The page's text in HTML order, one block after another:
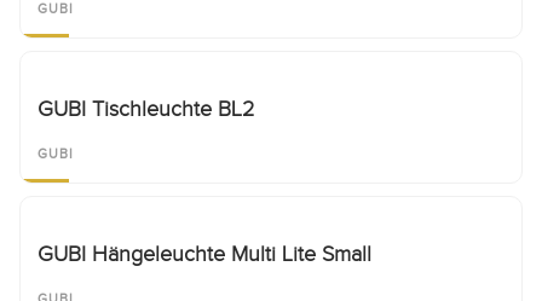
GUBI
GUBI Tischleuchte BL2
GUBI
GUBI Hängeleuchte Multi Lite Small